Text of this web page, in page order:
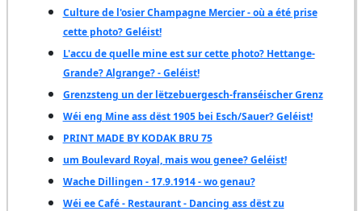
Culture de l'osier Champagne Mercier - où a été prise
cette photo? Geléist!
L'accu de quelle mine est sur cette photo? Hettange-
Grande? Algrange? - Geléist!
Grenzsteng un der lëtzebuergesch-franséischer Grenz
Wéi eng Mine ass dëst 1905 bei Esch/Sauer? Geléist!
PRINT MADE BY KODAK BRU 75
um Boulevard Royal, mais wou genee? Geléist!
Wache Dillingen - 17.9.1914 - wo genau?
Wéi ee Café - Restaurant - Dancing ass dëst zu